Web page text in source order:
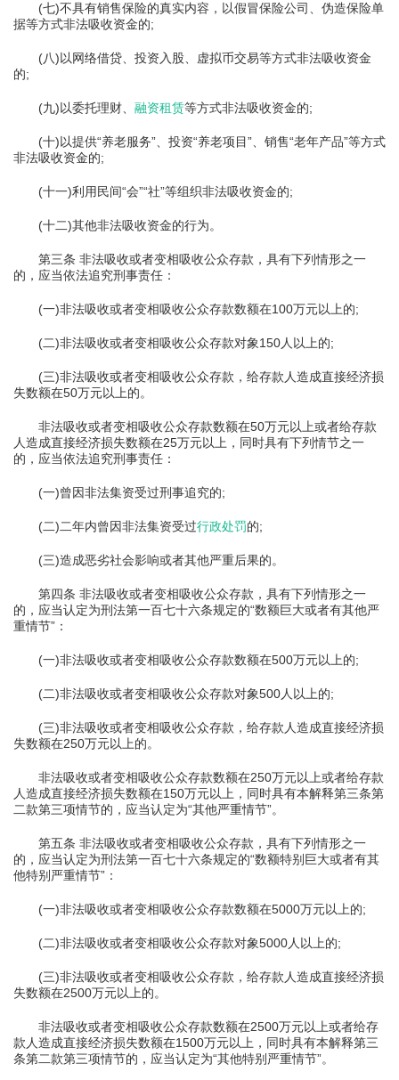
(七)不具有销售保险的真实内容，以假冒保险公司、伪造保险单
据等方式非法吸收资金的;
(八)以网络借贷、投资入股、虚拟币交易等方式非法吸收资金
的;
(九)以委托理财、 融资租赁等方式非法吸收资金的;
(十)以提供“养老服务”、投资“养老项目”、销售“老年产品”等方式
非法吸收资金的;
(十一)利用民间“会”“社”等组织非法吸收资金的;
(十二)其他非法吸收资金的行为。
第三条 非法吸收或者变相吸收公众存款，具有下列情形之一
的，应当依法追究刑事责任：
(一)非法吸收或者变相吸收公众存款数额在100万元以上的;
(二)非法吸收或者变相吸收公众存款对象150人以上的;
(三)非法吸收或者变相吸收公众存款，给存款人造成直接经济损
失数额在50万元以上的。
非法吸收或者变相吸收公众存款数额在50万元以上或者给存款
人造成直接经济损失数额在25万元以上，同时具有下列情节之一
的，应当依法追究刑事责任：
(一)曾因非法集资受过刑事追究的;
(二)二年内曾因非法集资受过行政处罚的;
(三)造成恶劣社会影响或者其他严重后果的。
第四条 非法吸收或者变相吸收公众存款，具有下列情形之一
的，应当认定为刑法第一百七十六条规定的“数额巨大或者有其他严
重情节”：
(一)非法吸收或者变相吸收公众存款数额在500万元以上的;
(二)非法吸收或者变相吸收公众存款对象500人以上的;
(三)非法吸收或者变相吸收公众存款，给存款人造成直接经济损
失数额在250万元以上的。
非法吸收或者变相吸收公众存款数额在250万元以上或者给存款
人造成直接经济损失数额在150万元以上，同时具有本解释第三条第
二款第三项情节的，应当认定为“其他严重情节”。
第五条 非法吸收或者变相吸收公众存款，具有下列情形之一
的，应当认定为刑法第一百七十六条规定的“数额特别巨大或者有其
他特别严重情节”：
(一)非法吸收或者变相吸收公众存款数额在5000万元以上的;
(二)非法吸收或者变相吸收公众存款对象5000人以上的;
(三)非法吸收或者变相吸收公众存款，给存款人造成直接经济损
失数额在2500万元以上的。
非法吸收或者变相吸收公众存款数额在2500万元以上或者给存
款人造成直接经济损失数额在1500万元以上，同时具有本解释第三
条第二款第三项情节的，应当认定为“其他特别严重情节”。